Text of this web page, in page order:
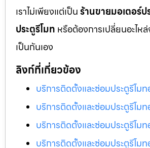
เราไม่เพียงแต่เป็นร้านขายมอเตอร์ป
ประตูรีโมท หรือต้องการเปลี่ยนอะไห
เป็นกันเอง
ลิงก์ที่เกี่ยวข้อง
บริการติดตั้งและซ่อมประตูรีโม
บริการติดตั้งและซ่อมประตูรีโม
บริการติดตั้งและซ่อมประตูรีโม
บริการติดตั้งและซ่อมประตูรีโม